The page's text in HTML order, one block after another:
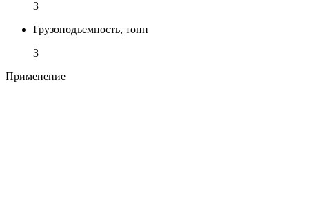
3
Грузоподъемность, тонн
3
Применение